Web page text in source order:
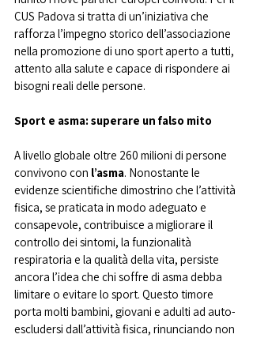
CUS Padova si tratta di un’iniziativa che
rafforza l’impegno storico dell’associazione
nella promozione di uno sport aperto a tutti,
attento alla salute e capace di rispondere ai
bisogni reali delle persone.
Sport e asma: superare un falso mito
A livello globale oltre 260 milioni di persone
convivono con l’asma. Nonostante le
evidenze scientifiche dimostrino che l’attività
fisica, se praticata in modo adeguato e
consapevole, contribuisce a migliorare il
controllo dei sintomi, la funzionalità
respiratoria e la qualità della vita, persiste
ancora l’idea che chi soffre di asma debba
limitare o evitare lo sport. Questo timore
porta molti bambini, giovani e adulti ad auto-
escludersi dall’attività fisica, rinunciando non